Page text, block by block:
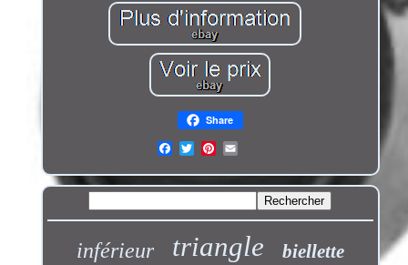
Share
inférieur triangle biellette